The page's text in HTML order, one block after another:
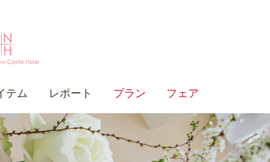
テム レポート プラン フェア